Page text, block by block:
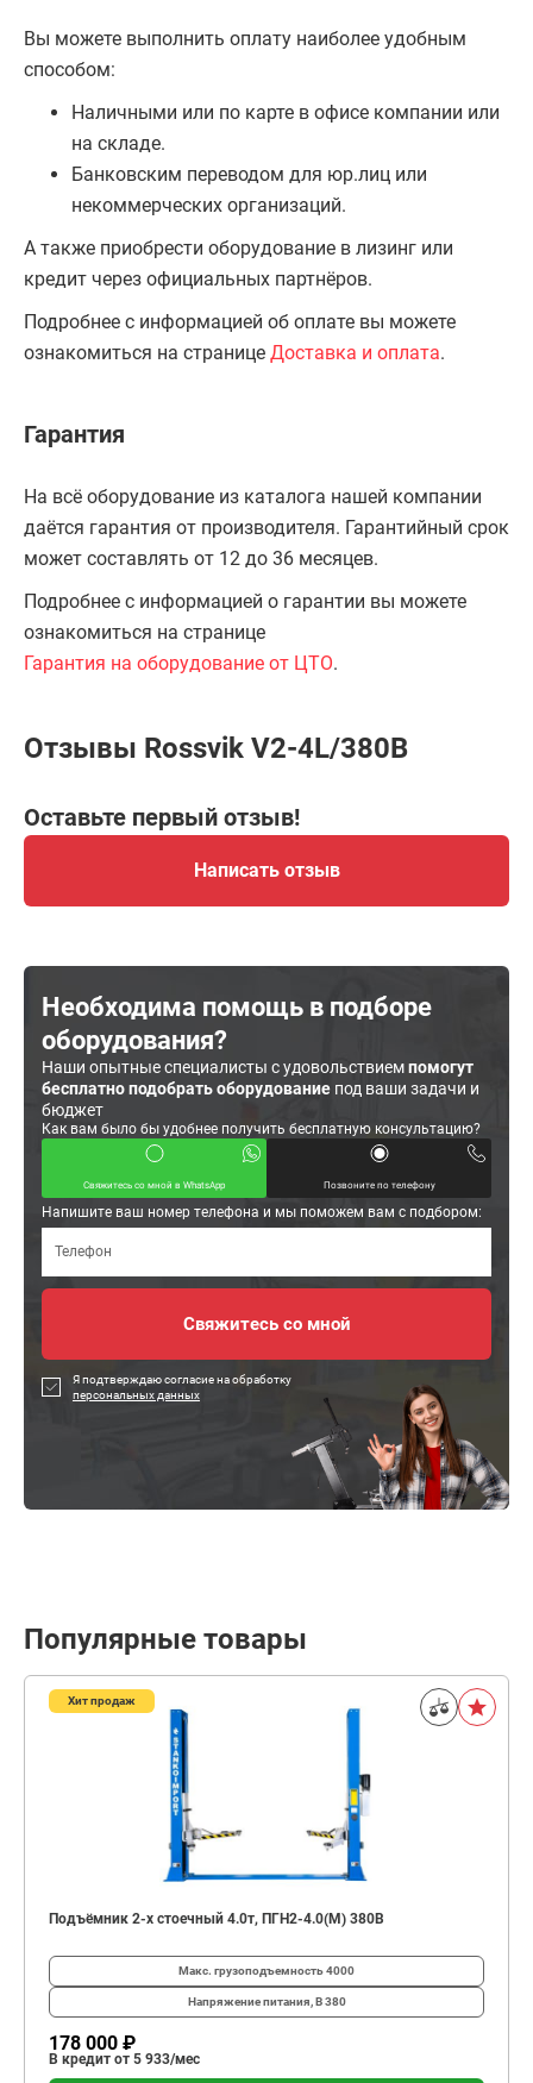
Вы можете выполнить оплату наиболее удобным
способом:
Наличными или по карте в офисе компании или
на складе.
Банковским переводом для юр.лиц или
некоммерческих организаций.
А также приобрести оборудование в лизинг или
кредит через официальных партнёров.
Подробнее с информацией об оплате вы можете
ознакомиться на странице Доставка и оплата.
Гарантия
На всё оборудование из каталога нашей компании
даётся гарантия от производителя. Гарантийный срок
может составлять от 12 до 36 месяцев.
Подробнее с информацией о гарантии вы можете
ознакомиться на странице
Гарантия на оборудование от ЦТО.
Отзывы Rossvik V2-4L/380В
Оставьте первый отзыв!
Написать отзыв
Необходима помощь в подборе
оборудования?
Наши опытные специалисты с удовольствиемпомогут
бесплатно подобрать оборудование под ваши задачи и
бюджет
Как вам было бы удобнее получить бесплатную консультацию?
Свяжитесь со мной в WhatsApp Позвоните по телефону
Напишите ваш номер телефона и мы поможем вам с подбором:
Я подтверждаю согласие на обработку
персональных данных
Популярные товары
Хит продаж
Подъёмник 2-х стоечный 4.0т, ПГН2-4.0(М) 380В
Макс. грузоподъемность4000
Напряжение питания, В380
178 000 ₽
В кредит от 5 933/мес